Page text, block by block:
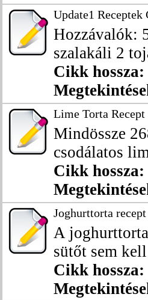
Update1 Receptek
Hozzávalók:
szalakáli 2
Cikk hossza:
Lime Torta Recept
Mindössze
csodálatos
Cikk hossza:
Joghurttorta recept
A joghurttorta
sütőt sem
Cikk hossza: